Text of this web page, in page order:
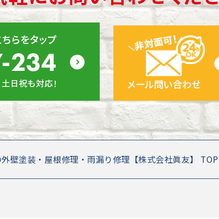
壁塗装・屋根修理・雨漏り修理【株式会社眞友】